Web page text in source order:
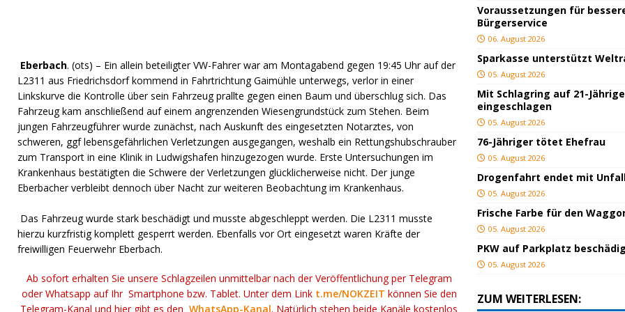
Eberbach. (ots) – Ein allein beteiligter VW-Fahrer war am Montagabend gegen 19:45 Uhr auf der
L2311 aus Friedrichsdorf kommend in Fahrtrichtung Gaimühle unterwegs, verlor in einer
Linkskurve die Kontrolle über sein Fahrzeug prallte gegen einen Baum und überschlug sich. Das
Fahrzeug kam anschließend auf einem angrenzenden Wiesengrundstück zum Stehen. Beim
jungen Fahrzeugführer wurde zunächst, nach Auskunft des eingesetzten Notarztes, von
schweren, ggf lebensgefährlichen Verletzungen ausgegangen, weshalb ein Rettungshubschrauber
zum Transport in eine Klinik in Ludwigshafen hinzugezogen wurde. Erste Untersuchungen im
Krankenhaus bestätigten die Schwere der Verletzungen glücklicherweise nicht. Der junge
Eberbacher verbleibt dennoch über Nacht zur weiteren Beobachtung im Krankenhaus.
Das Fahrzeug wurde stark beschädigt und musste abgeschleppt werden. Die L2311 musste
hierzu kurzfristig komplett gesperrt werden. Ebenfalls vor Ort eingesetzt waren Kräfte der
freiwilligen Feuerwehr Eberbach.
Ab sofort erhalten Sie unsere Schlagzeilen unmittelbar nach der Veröffentlichung per Telegram
oder Whatsapp auf Ihr Smartphone bzw. Tablet. Unter dem Link t.me/NOKZEIT können Sie den
Telegram-Kanal und hier gibt es denWhatsApp-Kanal. Natürlich stehen beide Kanäle kostenlos
Voraussetzungen für
Bürgerservice
06. August 2026
Sparkasse unterstützt
05. August 2026
Mit Schlagring auf 21-
eingeschlagen
05. August 2026
76-Jähriger tötet Ehefrau
05. August 2026
Drogenfahrt endet mit
05. August 2026
Frische Farbe für den
05. August 2026
PKW auf Parkplatz
05. August 2026
ZUM WEITERLESEN: